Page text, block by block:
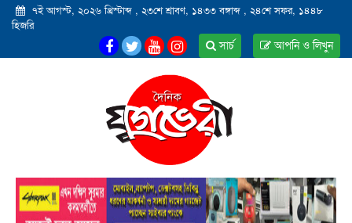
৭ই আগস্ট, ২০২৬ খ্রিস্টাব্দ , ২৩শে শ্রাবণ, ১৪৩৩ বঙ্গাব্দ , ২৪শে সফর, ১৪৪৮
হিজরি
আপনি ও লিখুন
সার্চ